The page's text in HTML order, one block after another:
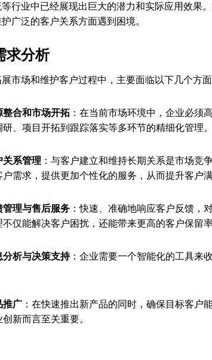
行业中已经展现出巨大的潜力和实际应用效果
广泛的客户关系方面遇到困境。
求分析
市场和维护客户过程中，主要面临以下几个方面
整合和市场开拓 ：在当前市场环境中，企业必须
研、项目开拓到跟踪落实等多环节的精细化管理。
关系管理 ：与客户建立和维持长期关系是市场竞
户需求，提供更加个性化的服务，从而提升客户
管理与售后服务 ：快速、准确地响应客户反馈，
不仅能解决客户困扰，还能带来更高的客户保留率
分析与决策支持：企业需要一个智能化的工具来
推广 ：在快速推出新产品的同时，确保目标客
新而言至关重要。